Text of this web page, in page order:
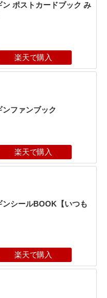
ポストカードブック み
楽天で購入
ファンブック
楽天で購入
シールBOOK【いつも
楽天で購入